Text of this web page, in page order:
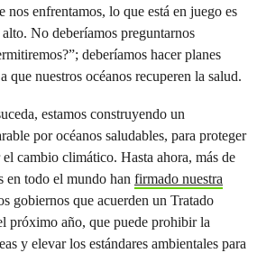
nos enfrentamos, lo que está en juego es
No deberíamos preguntarnos
deberíamos hacer planes
que nuestros océanos recuperen la salud.
estamos construyendo un
por océanos saludables, para proteger
cambio climático. Hasta ahora, más de
en todo el mundo han firmado nuestra
gobiernos que acuerden un Tratado
próximo año, que puede prohibir la
y elevar los estándares ambientales para